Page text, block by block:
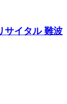
サイタル 難波